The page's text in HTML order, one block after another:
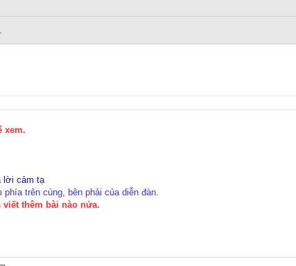
xem.
lời cảm tạ
trên cùng, bên phải của diễn đàn.
thêm bài nào nửa.